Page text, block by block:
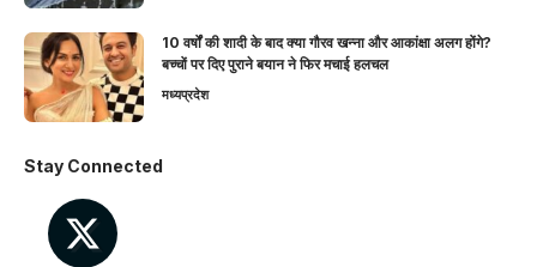
10 वर्षों की शादी के बाद क्या गौरव खन्ना और आकांक्षा अलग होंगे?
बच्चों पर दिए पुराने बयान ने फिर मचाई हलचल
मध्यप्रदेश
Stay Connected